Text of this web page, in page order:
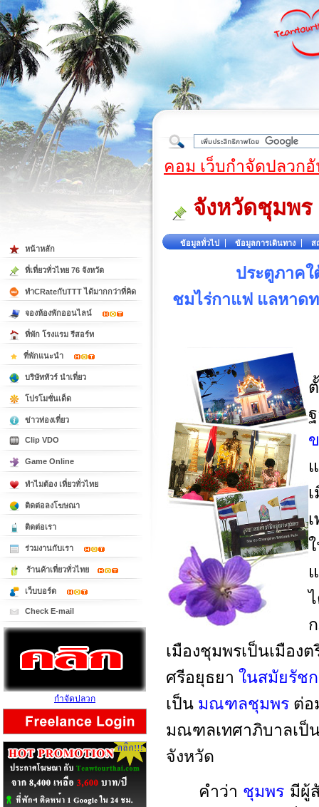
ต้
คอม เว็บกำจัดปลวก
จังหวัดชุมพร
ข้อมูลทั่วไป ข้อมูลการเดินทาง ส
ประตูภาคใ
ชมไร่กาแฟ แลหาด
เมืองชุมพรเป็นเมือง
ศรีอยุธยาในสมัยรัช
เป็น มณฑลชุมพร ต่อ
มณฑลเทศาภิบาลเป็
จังหวัด
คำว่า ชุมพร มีผู้
หน้าหลัก
ที่เที่ยวทั่วไทย 76 จังหวัด
ทำCRateกับTTT ได้มากกว่าที่คิด
จองห้องพักออนไลน์
ที่พัก โรงแรม รีสอร์ท
ที่พักแนะนำ
บริษัททัวร์ นำเที่ยว
โปรโมชั่นเด็ด
ข่าวท่องเที่ยว
Clip VDO
Game Online
ทำไมต้อง เที่ยวทั่วไทย
ติดต่อลงโฆษณา
ติดต่อเรา
ร่วมงานกับเรา
ร้านค้าเที่ยวทั่วไทย
เว็บบอร์ด
Check E-mail
กำจัดปลวก